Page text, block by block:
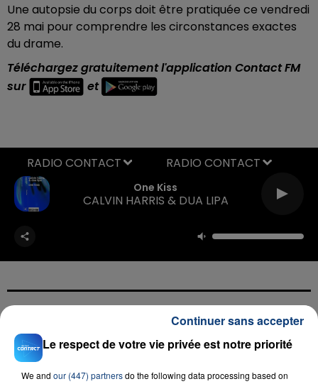
Une autopsie du corps doit être pratiquée ce vendredi
28 mai pour comprendre les circonstances exactes
du drame.
Téléchargez gratuitement l'application Contact FM
sur
et
One Kiss
CALVIN HARRIS & DUA LIPA
RADIO CONTACT
FIL D'ACTU
Le respect de votre vie privée est notre priorité
We and our (447) partnersdo the following data processing based on
Continuer sans accepter